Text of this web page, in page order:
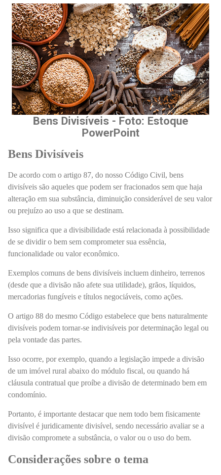
Bens Divisíveis - Foto: Estoque
PowerPoint
Bens Divisíveis
De acordo com o artigo 87, do nosso Código Civil, bens
divisíveis são aqueles que podem ser fracionados sem que haja
alteração em sua substância, diminuição considerável de seu valor
ou prejuízo ao uso a que se destinam.
Isso significa que a divisibilidade está relacionada à possibilidade
de se dividir o bem sem comprometer sua essência,
funcionalidade ou valor econômico.
Exemplos comuns de bens divisíveis incluem dinheiro, terrenos
(desde que a divisão não afete sua utilidade), grãos, líquidos,
mercadorias fungíveis e títulos negociáveis, como ações.
O artigo 88 do mesmo Código estabelece que bens naturalmente
divisíveis podem tornar-se indivisíveis por determinação legal ou
pela vontade das partes.
Isso ocorre, por exemplo, quando a legislação impede a divisão
de um imóvel rural abaixo do módulo fiscal, ou quando há
cláusula contratual que proíbe a divisão de determinado bem em
condomínio.
Portanto, é importante destacar que nem todo bem fisicamente
divisível é juridicamente divisível, sendo necessário avaliar se a
divisão compromete a substância, o valor ou o uso do bem.
Considerações sobre o tema